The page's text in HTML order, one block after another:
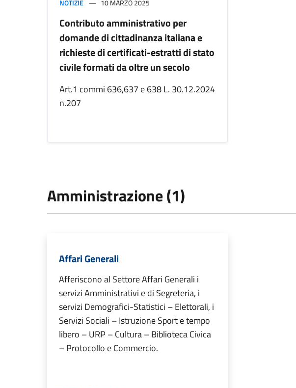
NOTIZIE 10 MARZO 2025
Contributo amministrativo per
domande di cittadinanza italiana e
richieste di certificati-estratti di stato
civile formati da oltre un secolo
Art.1 commi 636,637 e 638 L. 30.12.2024
n.207
Amministrazione (1)
Affari Generali
Afferiscono al Settore Affari Generali i
servizi Amministrativi e di Segreteria, i
servizi Demografici-Statistici – Elettorali, i
Servizi Sociali – Istruzione Sport e tempo
libero – URP – Cultura – Biblioteca Civica
– Protocollo e Commercio.